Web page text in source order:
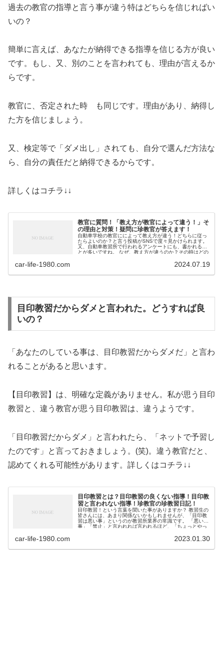
過去の教官の指導と言う事が違う特はどちらを信じればい
いの？
簡単に言えば、あなたが納得できる指導を信じる方が良い
です。もし、又、別のことを言われても、理由が言えるか
らです。
教官に、否定された時 も同じです。理由があり、納得し
た方を信じましょう。
又、検定等で「ダメ出し」されても、自分で選んだ方法な
ら、自分の責任だと納得できるからです。
詳しくはコチラ↓↓
教官に質問！「教え方が教官によって違う！」そ
の理由と対策！疑問に珍教官が答えます！
自動車学校の教官にによって教え方が違う！どちらに従っ
たらよいのか？と言う投稿がSNSで度々見かけられます。
又、自動車教習所で行われるアンケートにも、書かれるこ
とが多いですね。 なぜ、教え方が違うのか？その時はどの
car-life-1980.com 2024.07.19
目印教習だからダメと言われた。どうすれば良
いの？
「あなたのしている事は、目印教習だからダメだ」と言わ
れることがあると思います。
【目印教習】は、明確な定義がありません。私が思う目印
教習と、違う教官が思う目印教習は、違うようです。
「目印教習だからダメ」と言われたら、「ネットで予習し
たのです」と言っておきましょう。(笑)。違う教官だと、
認めてくれる可能性があります。詳しくはコチラ↓↓
目印教習とは？目印教習の良くない指導！目印教
習と言われない指導！珍教官の珍教習日記！
目印教習！という言葉を聞いた事がありますか？ 教習生の
皆さんには、あまり関係ないかもしれませんが、「目印教
習は悪い事」というのが教習所業界の常識です。 「悪い
事」「禁止」と言われれば言われるほど、「ちょっとやっ
car-life-1980.com 2023.01.30